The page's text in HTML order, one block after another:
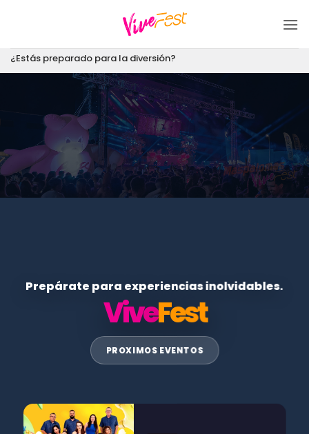
¿Estás preparado para la diversión?
Prepárate para experiencias inolvidables.
ViveFest
PROXIMOS EVENTOS